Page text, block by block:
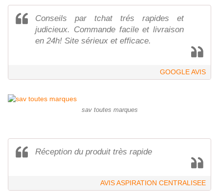
Conseils par tchat trés rapides et
judicieux. Commande facile et livraison
en 24h! Site sérieux et efficace.
GOOGLE AVIS
sav toutes marques
Réception du produit très rapide
AVIS ASPIRATION CENTRALISEE